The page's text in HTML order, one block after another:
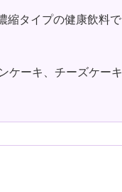
縮タイプの健康飲料で
ケーキ、チーズケーキ